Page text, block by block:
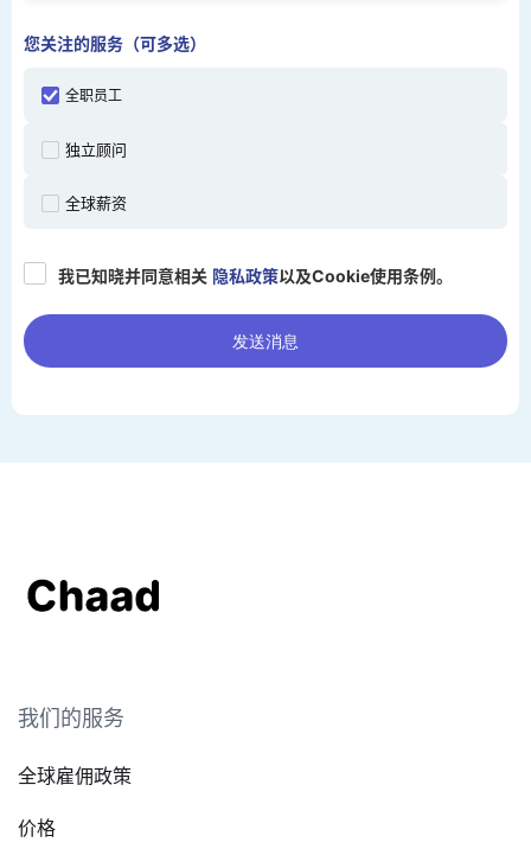
您关注的服务（可多选）
全职员工
独立顾问
全球薪资
我已知晓并同意相关 隐私政策以及Cookie使用条例。
我们的服务
全球雇佣政策
价格